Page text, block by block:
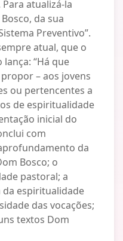
atualizá-la
da sua
Preventivo”.
atual, que o
lança: “Há que
– aos jovens
ou pertencentes a
de espiritualidade
inicial do
com
da
Bosco; o
pastoral; a
espiritualidade
das vocações;
textos Dom